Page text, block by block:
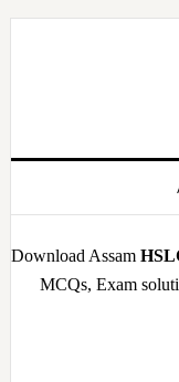
Skip
Skip
Skip
Skip
Download Assam
MCQs, Exam